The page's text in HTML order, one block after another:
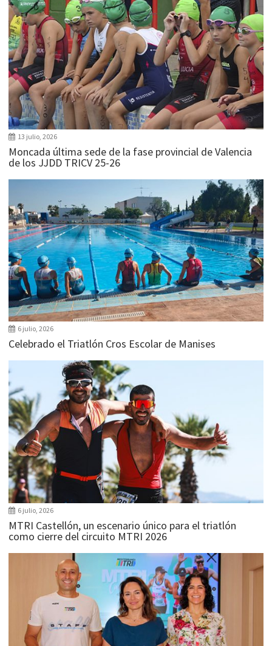
13 julio, 2026
Moncada última sede de la fase provincial de Valencia
de los JJDD TRICV 25-26
6 julio, 2026
Celebrado el Triatlón Cros Escolar de Manises
6 julio, 2026
MTRI Castellón, un escenario único para el triatlón
como cierre del circuito MTRI 2026